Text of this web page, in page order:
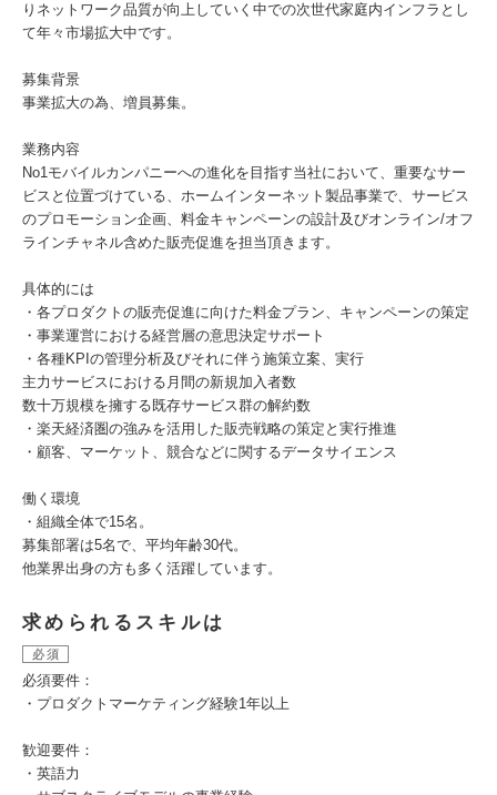
りネットワーク品質が向上していく中での次世代家庭内インフラとし
て年々市場拡大中です。
募集背景
事業拡大の為、増員募集。
業務内容
No1モバイルカンパニーへの進化を目指す当社において、重要なサー
ビスと位置づけている、ホームインターネット製品事業で、サービス
のプロモーション企画、料金キャンペーンの設計及びオンライン/オフ
ラインチャネル含めた販売促進を担当頂きます。
具体的には
・各プロダクトの販売促進に向けた料金プラン、キャンペーンの策定
・事業運営における経営層の意思決定サポート
・各種KPIの管理分析及びそれに伴う施策立案、実行
主力サービスにおける月間の新規加入者数
数十万規模を擁する既存サービス群の解約数
・楽天経済圏の強みを活用した販売戦略の策定と実行推進
・顧客、マーケット、競合などに関するデータサイエンス
働く環境
・組織全体で15名。
募集部署は5名で、平均年齢30代。
他業界出身の方も多く活躍しています。
求められるスキルは
必須
必須要件：
・プロダクトマーケティング経験1年以上
歓迎要件：
・英語力